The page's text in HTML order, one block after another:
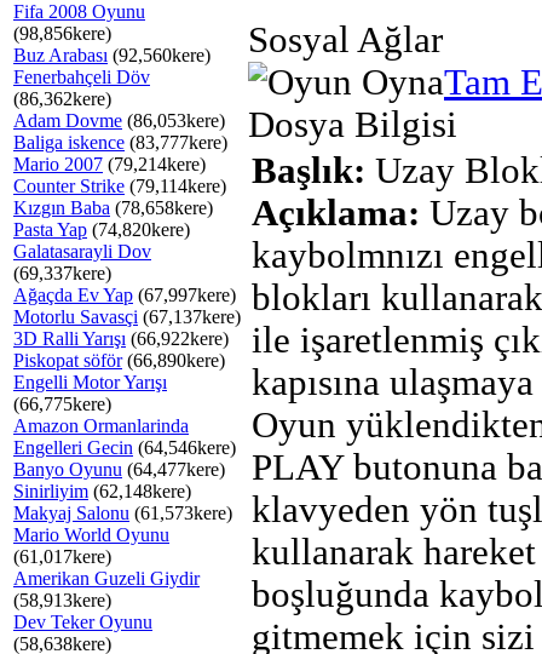
Fifa 2008 Oyunu
(98,856kere)
Buz Arabası (92,560kere)
Fenerbahçeli Döv
(86,362kere)
Adam Dovme (86,053kere)
Baliga iskence (83,777kere)
Mario 2007 (79,214kere)
Counter Strike (79,114kere)
Kızgın Baba (78,658kere)
Pasta Yap (74,820kere)
Galatasarayli Dov
(69,337kere)
Ağaçda Ev Yap (67,997kere)
Motorlu Savasçi (67,137kere)
3D Ralli Yarışı (66,922kere)
Piskopat söför(66,890kere)
Engelli Motor Yarışı
(66,775kere)
Amazon Ormanlarinda
Engelleri Gecin (64,546kere)
Banyo Oyunu (64,477kere)
Sinirliyim (62,148kere)
Makyaj Salonu (61,573kere)
Mario World Oyunu
(61,017kere)
Amerikan Guzeli Giydir
(58,913kere)
Dev Teker Oyunu
(58,638kere)
Sosyal Ağlar
Tam
Dosya Bilgisi
Başlık: Uzay
Açıklama: Uzay
kaybolmnızı
blokları kullanarak
ile işaretlenmiş
kapısına ulaşmaya
Oyun
PLAY butonuna
klavyeden yön
kullanarak
boşluğunda
gitmemek için sizi